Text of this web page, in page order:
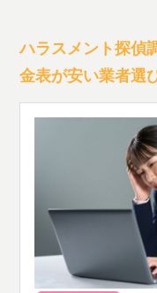
ハラスメント探偵
金表が安い業者選